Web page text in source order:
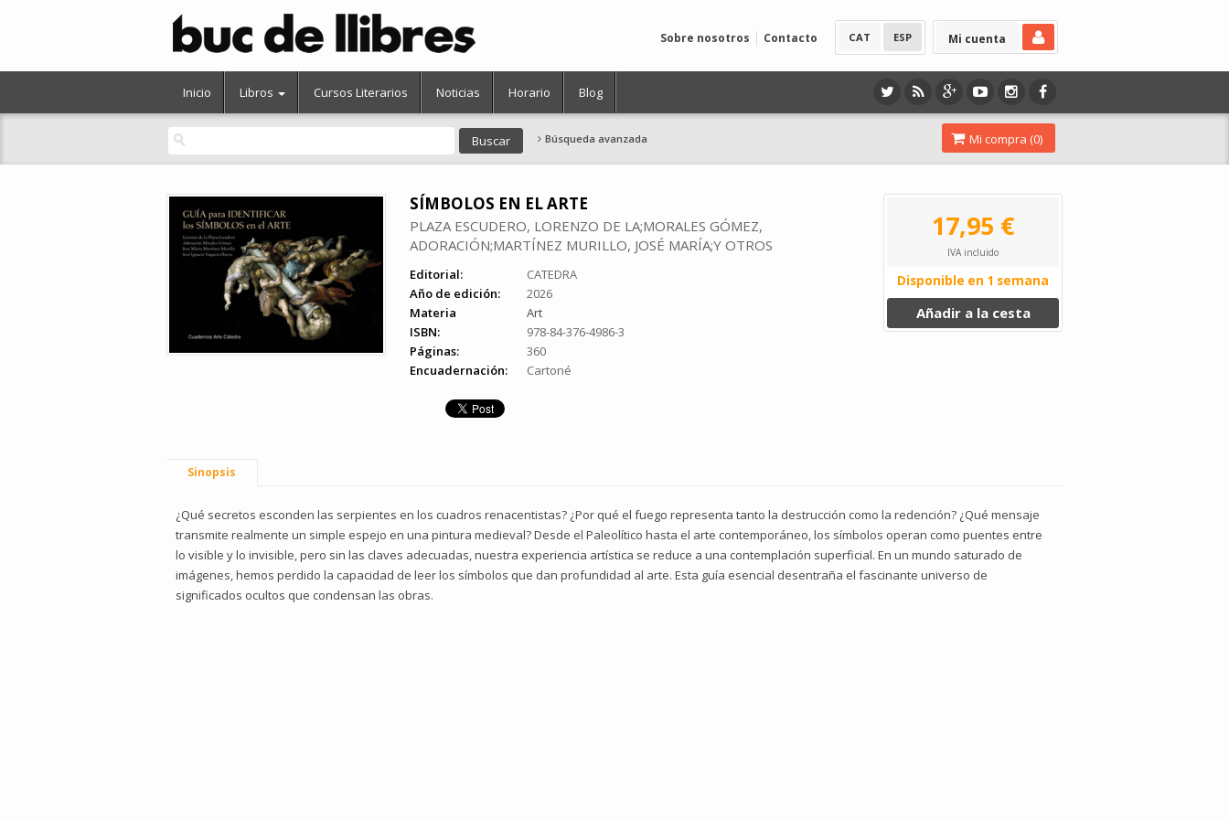
Mi cuenta
CAT ESP
Sobre nosotros Contacto
Inicio Libros Cursos Literarios Noticias Horario Blog
Búsqueda avanzada Mi compra (0)
SÍMBOLOS EN EL ARTE
PLAZA ESCUDERO, LORENZO DE LA;MORALES GÓMEZ,
ADORACIÓN;MARTÍNEZ MURILLO, JOSÉ MARÍA;Y OTROS
Editorial:
CATEDRA
Año de edición:
2026
Materia
Art
ISBN:
978-84-376-4986-3
Páginas:
360
Encuadernación:
Cartoné
17,95 €
IVA incluido
Disponible en 1 semana
Añadir a la cesta
Sinopsis
¿Qué secretos esconden las serpientes en los cuadros renacentistas? ¿Por qué el fuego representa tanto la destrucción como la redención? ¿Qué mensaje
transmite realmente un simple espejo en una pintura medieval? Desde el Paleolítico hasta el arte contemporáneo, los símbolos operan como puentes entre
lo visible y lo invisible, pero sin las claves adecuadas, nuestra experiencia artística se reduce a una contemplación superficial. En un mundo saturado de
imágenes, hemos perdido la capacidad de leer los símbolos que dan profundidad al arte. Esta guía esencial desentraña el fascinante universo de
significados ocultos que condensan las obras.